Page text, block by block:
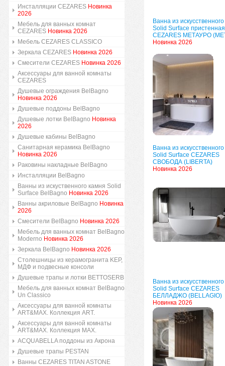
Инсталляции CEZARES Новинка
2026
Мебель для ванных комнат
CEZARES Новинка 2026
Мебель CEZARES CLASSICO
Зеркала CEZARES Новинка 2026
Смесители CEZARES Новинка 2026
Аксессуары для ванной комнаты
CEZARES
Душевые ограждения BelBagno
Новинка 2026
Душевые поддоны BelBagno
Душевые лотки BelBagno Новинка
2026
Душевые кабины BelBagno
Санитарная керамика BelBagno
Новинка 2026
Раковины накладные BelBagno
Инсталляции BelBagno
Ванны из искуственного камня Solid
Surface BelBagno Новинка 2026
Ванны акриловые BelBagno Новинка
2026
Смесители BelBagno Новинка 2026
Мебель для ванных комнат BelBagno
Moderno Новинка 2026
Зеркала BelBagno Новинка 2026
Столешницы из керамогранита KEP,
МДФ и подвесные консоли
Душевые трапы и лотки BETTOSERB
Мебель для ванных комнат BelBagno
Un Classico
Аксессуары для ванной комнаты
ART&MAX. Коллекция ART.
Аксессуары для ванной комнаты
ART&MAX. Коллекция MAX.
ACQUABELLA поддоны из Акрона
Душевые трапы PESTAN
Ванны CEZARES TITAN ASTONE
Ванна из
Solid Surface пристенная
CEZARES МЕТАУРО
Новинка 2026
Ванна из
Solid Surface CEZARES
СВОБОДА (LIBERTA)
Новинка 2026
Ванна из
Solid Surface CEZARES
БЕЛЛАДЖО (BELLAGIO)
Новинка 2026